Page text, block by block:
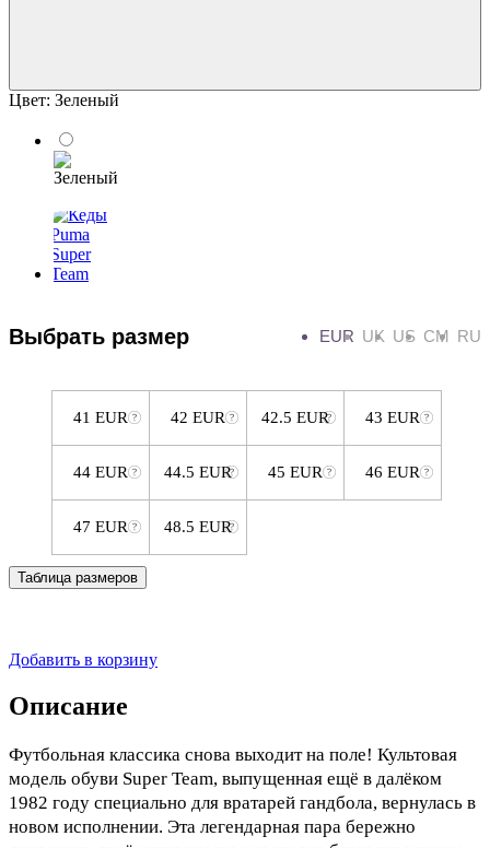
Цвет: Зеленый
Выбрать размер EUR UK US CM RU
41 EUR 42 EUR 42.5 EUR 43 EUR
44 EUR 44.5 EUR 45 EUR 46 EUR
47 EUR 48.5 EUR
Таблица размеров
Добавить в корзину
Описание
Футбольная классика снова выходит на поле! Культовая
модель обуви Super Team, выпущенная ещё в далёком
1982 году специально для вратарей гандбола, вернулась в
новом исполнении. Эта легендарная пара бережно